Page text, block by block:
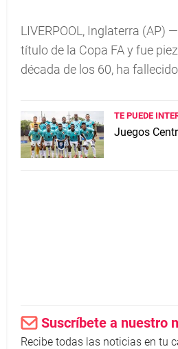
LIVERPOOL, Inglaterra (AP)
título de la Copa FA y fue
década de los 60, ha
TE PUEDE
Juegos
Suscríbete a nuestro
Recibe todas las noticias en tu